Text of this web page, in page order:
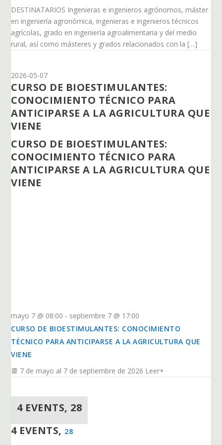
DESTINATARIOS Ingenieras e ingenieros agrónomos, máster
en ingeniería agronómica, ingenieras e ingenieros técnicos
agrícolas, grado en ingeniería agroalimentaria y del medio
rural, así como másteres y grados relacionados con la […]
2026-05-07
CURSO DE BIOESTIMULANTES:
CONOCIMIENTO TÉCNICO PARA
ANTICIPARSE A LA AGRICULTURA QUE
VIENE
CURSO DE BIOESTIMULANTES:
CONOCIMIENTO TÉCNICO PARA
ANTICIPARSE A LA AGRICULTURA QUE
VIENE
mayo 7 @ 08:00 - septiembre 7 @ 17:00
CURSO DE BIOESTIMULANTES: CONOCIMIENTO
TÉCNICO PARA ANTICIPARSE A LA AGRICULTURA QUE
VIENE
📆 7 de mayo al 7 de septiembre de 2026 Leer+
4 EVENTS, 28
4 EVENTS, 28